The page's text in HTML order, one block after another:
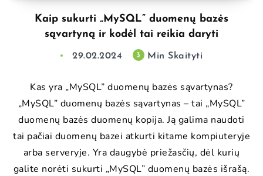
Kaip sukurti „MySQL” duomenų bazės
sąvartyną ir kodėl tai reikia daryti
29.02.2024 3 Min Skaityti
Kas yra „MySQL” duomenų bazės sąvartynas?
„MySQL” duomenų bazės sąvartynas – tai „MySQL”
duomenų bazės duomenų kopija. Ją galima naudoti
tai pačiai duomenų bazei atkurti kitame kompiuteryje
arba serveryje. Yra daugybė priežasčių, dėl kurių
galite norėti sukurti „MySQL” duomenų bazės išrašą.